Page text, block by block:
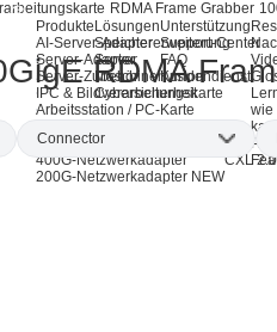
Produkte
AI-Server-Adapter
Server-Adapter
Server-Zubehör
IPC & Bildverarbeitungskarte
Arbeitsstation / PC-Karte
AI-Netzwerkadapter
400G-Netzwerkadapter
200G-Netzwerkadapter NEW
CXL-
CXL 2.0
Lösungen
Speichererweiterung
Server
Maschinenvision
Cybersicherheit
Unterstützung
Support-Center
FAQ
Kundendienst
wie
RDMA Frame Grabber
RDMA
Connector